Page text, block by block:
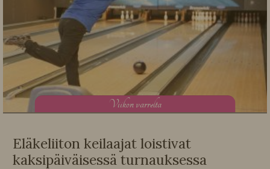
Viikon varrelta
Eläkeliiton keilaajat loistivat
kaksipäiväisessä turnauksessa